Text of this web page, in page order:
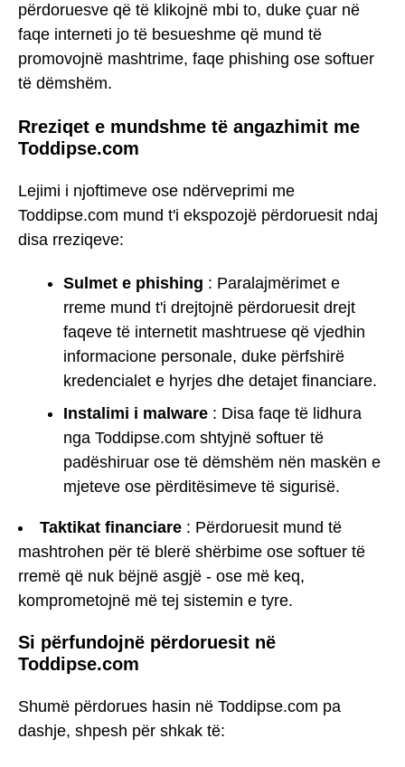
përdoruesve që të klikojnë mbi to, duke çuar në
faqe interneti jo të besueshme që mund të
promovojnë mashtrime, faqe phishing ose softuer
të dëmshëm.
Rreziqet e mundshme të angazhimit me
Toddipse.com
Lejimi i njoftimeve ose ndërveprimi me
Toddipse.com mund t'i ekspozojë përdoruesit ndaj
disa rreziqeve:
Sulmet e phishing : Paralajmërimet e
rreme mund t'i drejtojnë përdoruesit drejt
faqeve të internetit mashtruese që vjedhin
informacione personale, duke përfshirë
kredencialet e hyrjes dhe detajet financiare.
Instalimi i malware : Disa faqe të lidhura
nga Toddipse.com shtyjnë softuer të
padëshiruar ose të dëmshëm nën maskën e
mjeteve ose përditësimeve të sigurisë.
Taktikat financiare : Përdoruesit mund të
mashtrohen për të blerë shërbime ose softuer të
rremë që nuk bëjnë asgjë - ose më keq,
komprometojnë më tej sistemin e tyre.
Si përfundojnë përdoruesit në
Toddipse.com
Shumë përdorues hasin në Toddipse.com pa
dashje, shpesh për shkak të: